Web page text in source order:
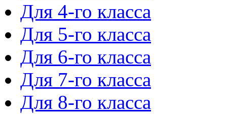
Для 4-го класса
Для 5-го класса
Для 6-го класса
Для 7-го класса
Для 8-го класса